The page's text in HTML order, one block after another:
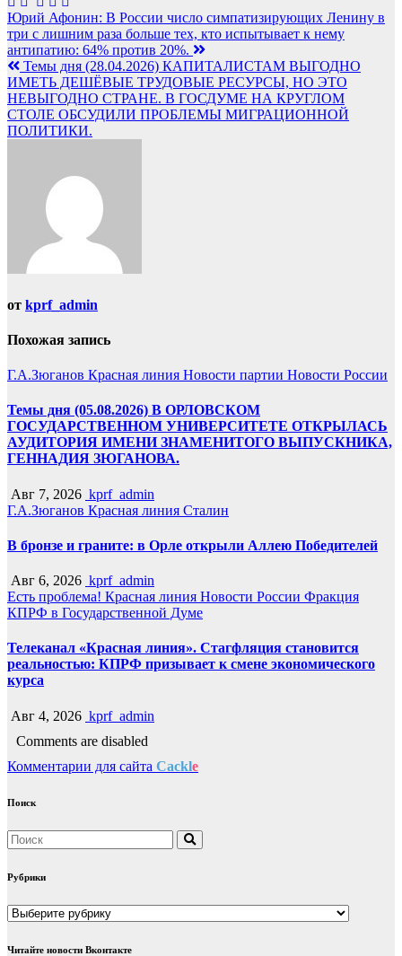
Навигация
по
записям
Юрий Афонин: В России число симпатизирующих Ленину в
три с лишним раза больше тех, кто испытывает к нему
антипатию: 64% против 20%.
Темы дня (28.04.2026) КАПИТАЛИСТАМ ВЫГОДНО
ИМЕТЬ ДЕШЁВЫЕ ТРУДОВЫЕ РЕСУРСЫ, НО ЭТО
НЕВЫГОДНО СТРАНЕ. В ГОСДУМЕ НА КРУГЛОМ
СТОЛЕ ОБСУДИЛИ ПРОБЛЕМЫ МИГРАЦИОННОЙ
ПОЛИТИКИ.
от kprf_admin
Похожая запись
Г.А.Зюганов Красная линия Новости партии Новости России
Темы дня (05.08.2026) В ОРЛОВСКОМ
ГОСУДАРСТВЕННОМ УНИВЕРСИТЕТЕ ОТКРЫЛАСЬ
АУДИТОРИЯ ИМЕНИ ЗНАМЕНИТОГО ВЫПУСКНИКА,
ГЕННАДИЯ ЗЮГАНОВА.
Авг 7, 2026 kprf_admin
Г.А.Зюганов Красная линия Сталин
В бронзе и граните: в Орле открыли Аллею Победителей
Авг 6, 2026 kprf_admin
Есть проблема! Красная линия Новости России Фракция
КПРФ в Государственной Думе
Телеканал «Красная линия». Стагфляция становится
реальностью: КПРФ призывает к смене экономического
курса
Авг 4, 2026 kprf_admin
Comments are disabled
Комментарии для сайта Cackle
Поиск
Рубрики
Рубрики
Читайте новости Вконтакте